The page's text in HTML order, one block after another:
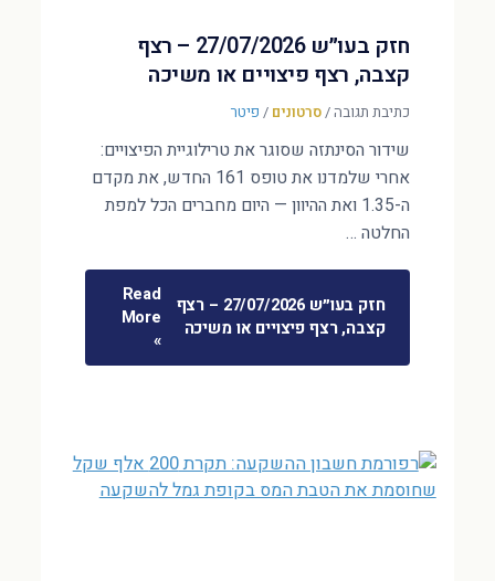
חזק בעו״ש 27/07/2026 – רצף
קצבה, רצף פיצויים או משיכה
כתיבת תגובה/סרטונים / פיטר
שידור הסינתזה שסוגר את טרילוגיית הפיצויים:
אחרי שלמדנו את טופס 161 החדש, את מקדם
ה-1.35 ואת ההיוון — היום מחברים הכל למפת
החלטה …
חזק בעו״ש 27/07/2026 – רצף
קצבה, רצף פיצויים או משיכה
Read
More
»